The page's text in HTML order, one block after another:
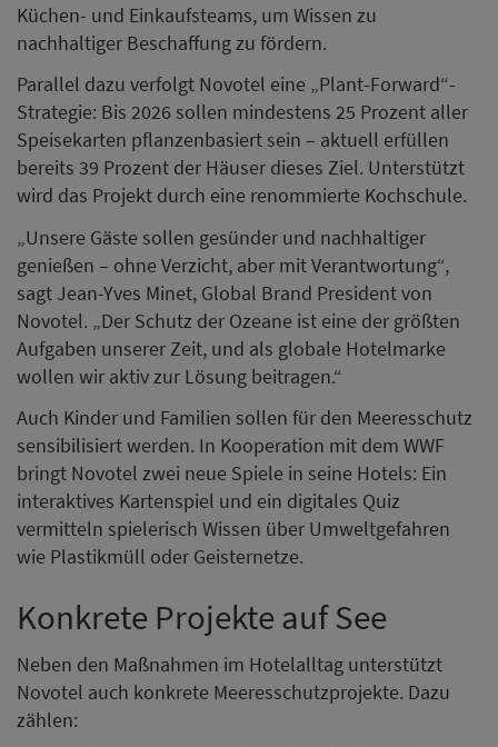
Küchen- und Einkaufsteams, um Wissen zu
nachhaltiger Beschaffung zu fördern.
Parallel dazu verfolgt Novotel eine „Plant-Forward“-
Strategie: Bis 2026 sollen mindestens 25 Prozent aller
Speisekarten pflanzenbasiert sein – aktuell erfüllen
bereits 39 Prozent der Häuser dieses Ziel. Unterstützt
wird das Projekt durch eine renommierte Kochschule.
„Unsere Gäste sollen gesünder und nachhaltiger
genießen – ohne Verzicht, aber mit Verantwortung“,
sagt Jean-Yves Minet, Global Brand President von
Novotel. „Der Schutz der Ozeane ist eine der größten
Aufgaben unserer Zeit, und als globale Hotelmarke
wollen wir aktiv zur Lösung beitragen.“
Auch Kinder und Familien sollen für den Meeresschutz
sensibilisiert werden. In Kooperation mit dem WWF
bringt Novotel zwei neue Spiele in seine Hotels: Ein
interaktives Kartenspiel und ein digitales Quiz
vermitteln spielerisch Wissen über Umweltgefahren
wie Plastikmüll oder Geisternetze.
Konkrete Projekte auf See
Neben den Maßnahmen im Hotelalltag unterstützt
Novotel auch konkrete Meeresschutzprojekte. Dazu
zählen: